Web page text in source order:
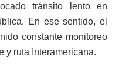
tránsito lento en
En ese sentido, el
constante monitoreo
y ruta Interamericana.